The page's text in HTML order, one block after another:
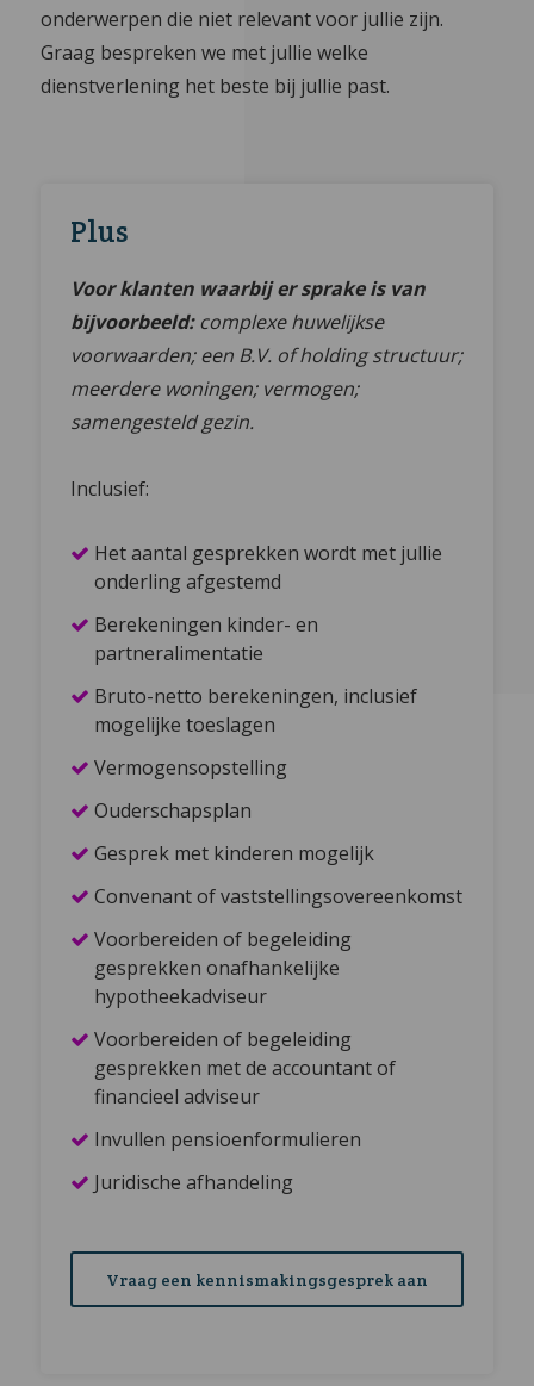
onderwerpen die niet relevant voor jullie zijn.
Graag bespreken we met jullie welke
dienstverlening het beste bij jullie past.
Plus
Voor klanten waarbij er sprake is van
bijvoorbeeld: complexe huwelijkse
voorwaarden; een B.V. of holding structuur;
meerdere woningen; vermogen;
samengesteld gezin.
Inclusief:
Het aantal gesprekken wordt met jullie
onderling afgestemd
Berekeningen kinder- en
partneralimentatie
Bruto-netto berekeningen, inclusief
mogelijke toeslagen
Vermogensopstelling
Ouderschapsplan
Gesprek met kinderen mogelijk
Convenant of vaststellingsovereenkomst
Voorbereiden of begeleiding
gesprekken onafhankelijke
hypotheekadviseur
Voorbereiden of begeleiding
gesprekken met de accountant of
financieel adviseur
Invullen pensioenformulieren
Juridische afhandeling
Vraag een kennismakingsgesprek aan